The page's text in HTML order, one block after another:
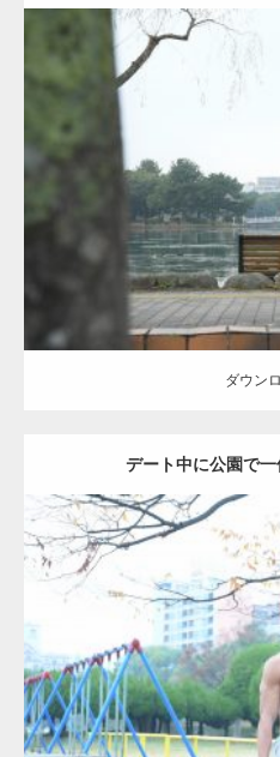
公園のマッチョ
ダウンロード
ダウン
デート中に公園で
Update:
Category:公園のマッチョ その
ダウンロード